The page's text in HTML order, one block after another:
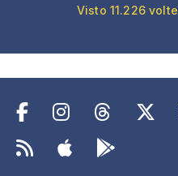
Visto 11.226 volte